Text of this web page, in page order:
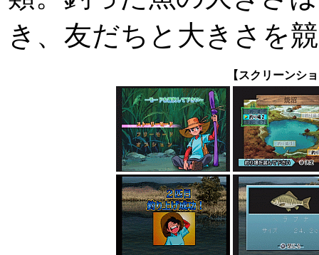
き、友だちと大きさを
【スクリーンシ